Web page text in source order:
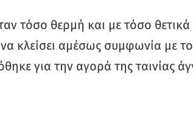
τόσο θερμή και με τόσο θετικά
κλείσει αμέσως συμφωνία με
για την αγορά της ταινίας